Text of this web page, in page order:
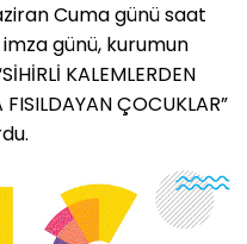
Cuma günü saat
günü, kurumun
KALEMLERDEN
FISILDAYAN ÇOCUKLAR”